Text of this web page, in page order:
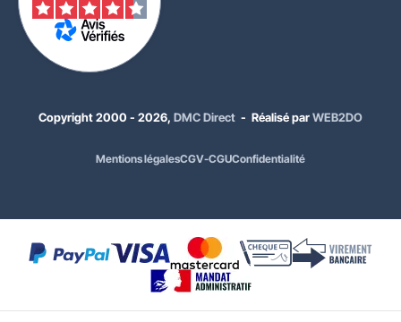
56,00 €HT
67,20 €
Coloris :Bleu
Copyright 2000 - 2026, DMC Direct - Réalisé parWEB2DO
Mentions légalesCGV-CGUConfidentialité